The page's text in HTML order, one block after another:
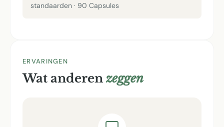
standaarden · 90 Capsules
ERVARINGEN
Wat anderenzeggen